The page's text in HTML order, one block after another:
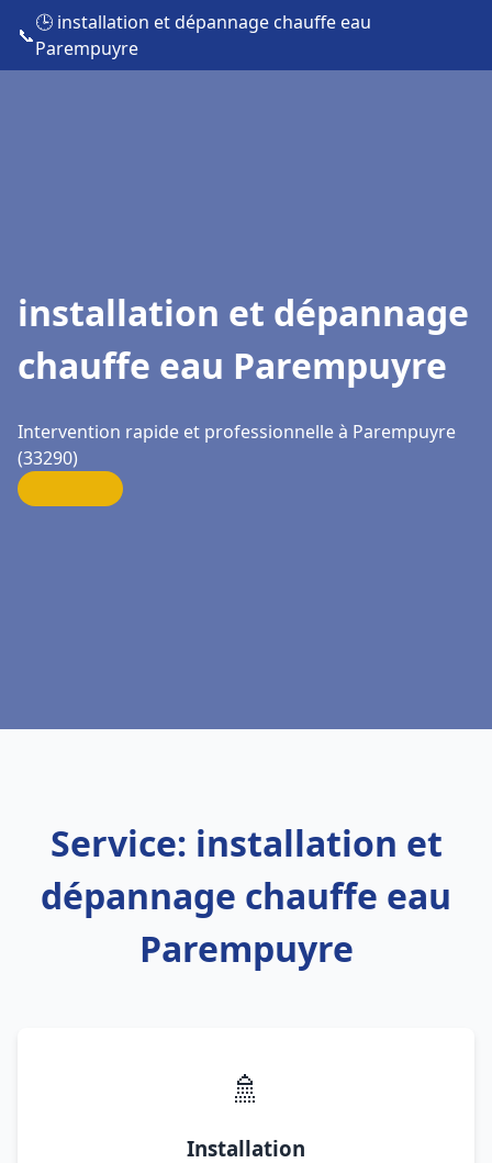
📞
🕒 installation et dépannage chauffe eau
Parempuyre
installation et dépannage
chauffe eau Parempuyre
Intervention rapide et professionnelle à Parempuyre
(33290)
Service: installation et
dépannage chauffe eau
Parempuyre
🚿
Installation